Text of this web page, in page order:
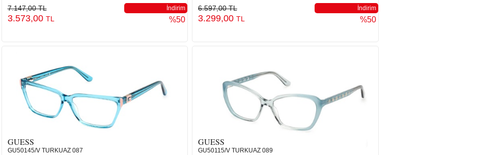
7.147,00 TL İndirim
3.573,00 TL %50
6.597,00 TL İndirim
3.299,00 TL %50
GUESS
GU50145/V TURKUAZ 087
GUESS
GU50115/V TURKUAZ 089